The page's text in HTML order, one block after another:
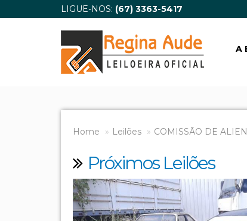
LIGUE-NOS: (67) 3363-5417
A
Home Leilões COMISSÃO DE
Próximos Leilões
Previous